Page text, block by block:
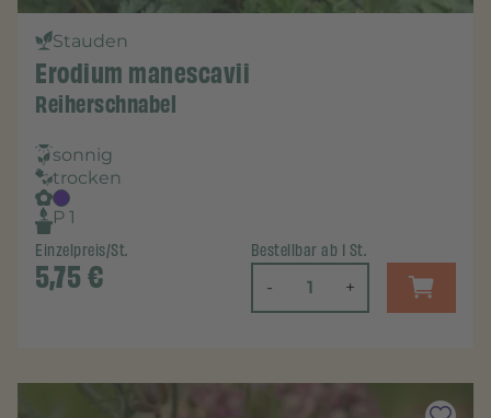
Stauden
Erodium manescavii
Reiherschnabel
sonnig
trocken
P 1
Einzelpreis/St.
5,75€
Bestellbar ab 1 St.
- +